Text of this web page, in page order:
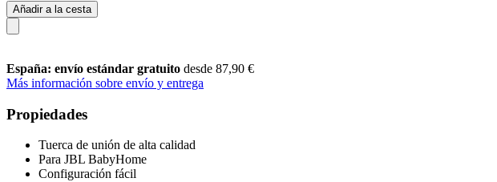
Añadir a la cesta
España: envío estándar gratuito desde 87,90 €
Más información sobre envío y entrega
Propiedades
Tuerca de unión de alta calidad
Para JBL BabyHome
Configuración fácil